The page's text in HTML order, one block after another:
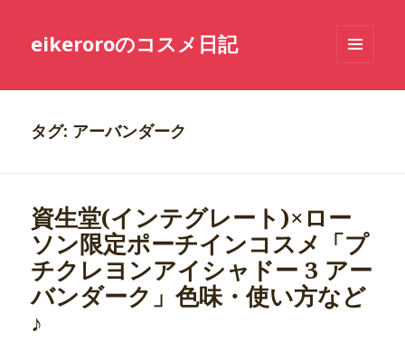
eikeroroのコスメ日記
ーとウ
タグ: アーバンダーク
資生堂(インテグレート)×ロー
ソン限定ポーチインコスメ「プ
チクレヨンアイシャドー 3 アー
バンダーク」色味・使い方など
♪